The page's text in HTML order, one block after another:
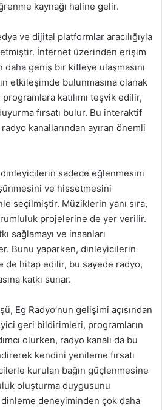
kaynağı haline gelir.
ve dijital platformlar aracılığıyla
İnternet üzerinden erişim
daha geniş bir kitleye ulaşmasını
etkileşimde bulunmasına olanak
katılımı teşvik edilir,
fırsatı bulur. Bu interaktif
kanallarından ayıran önemli
dinleyicilerin sadece eğlenmesini
ve hissetmesini
seçilmiştir. Müziklerin yanı sıra,
projelerine de yer verilir.
sağlamayı ve insanları
Bunu yaparken, dinleyicilerin
de hitap edilir, bu sayede radyo,
katkı sunar.
Eg Radyo’nun gelişimi açısından
geri bildirimleri, programların
olurken, radyo kanalı da bu
kendini yenileme fırsatı
kurulan bağın güçlenmesine
oluşturma duygusunu
deneyiminden çok daha